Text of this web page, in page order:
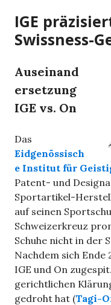
IGE
Swissness-
Auseinand
ersetzung
IGE vs. On
Das
Eidgenössisch
e Institut für
Patent- und
Sportartikel-
auf seinen
Schweizerkreuz
Schuhe nicht in der
Nachdem sich
IGE und On
gerichtlichen
gedroht hat (Tagi-